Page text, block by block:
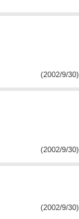
(2002/9/30)
(2002/9/30)
(2002/9/30)